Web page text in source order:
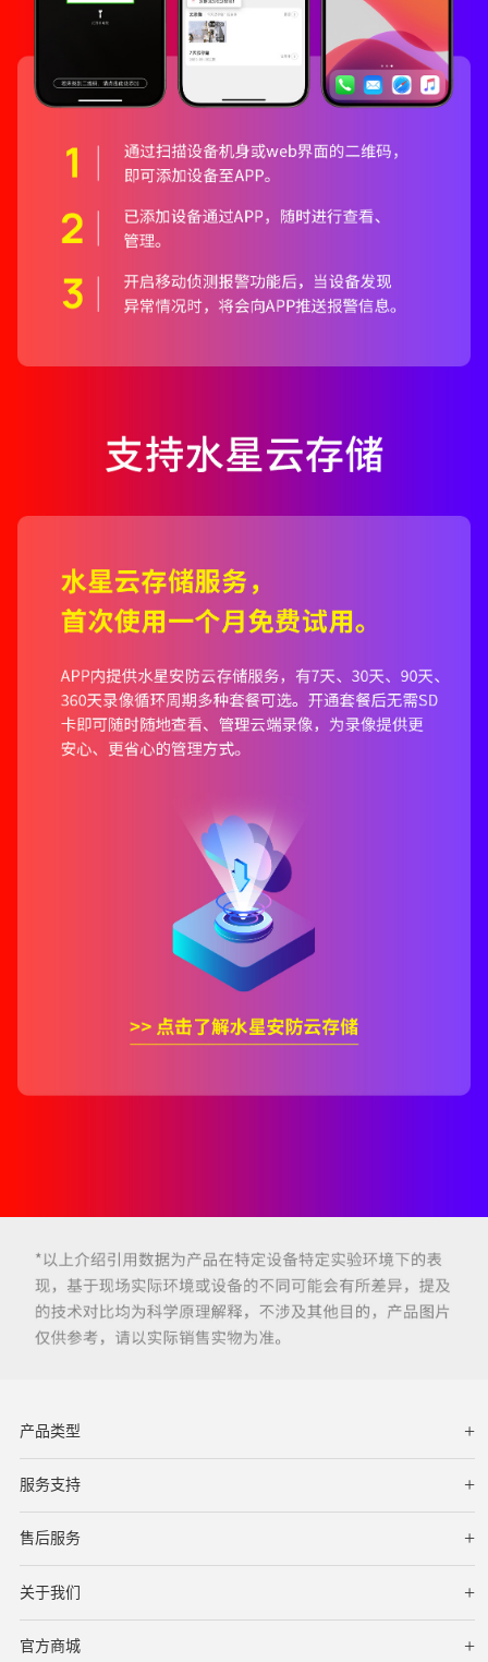
产品类型
服务支持
下载中心
文档与指南
视频教程
售后服务
服务网点
保修条款
关于我们
公司简介
联系我们
在线客服
官方商城